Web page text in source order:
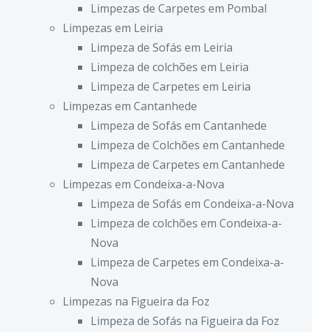
Limpezas de Carpetes em Pombal
Limpezas em Leiria
Limpeza de Sofás em Leiria
Limpeza de colchões em Leiria
Limpeza de Carpetes em Leiria
Limpezas em Cantanhede
Limpeza de Sofás em Cantanhede
Limpeza de Colchões em Cantanhede
Limpeza de Carpetes em Cantanhede
Limpezas em Condeixa-a-Nova
Limpeza de Sofás em Condeixa-a-Nova
Limpeza de colchões em Condeixa-a-
Nova
Limpeza de Carpetes em Condeixa-a-
Nova
Limpezas na Figueira da Foz
Limpeza de Sofás na Figueira da Foz